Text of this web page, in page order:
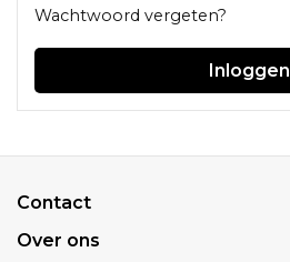
Wachtwoord vergeten?
Inloggen
Contact
Over ons